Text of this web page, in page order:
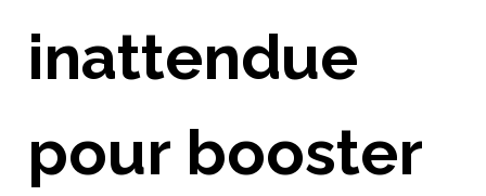
inattendue
pour booster